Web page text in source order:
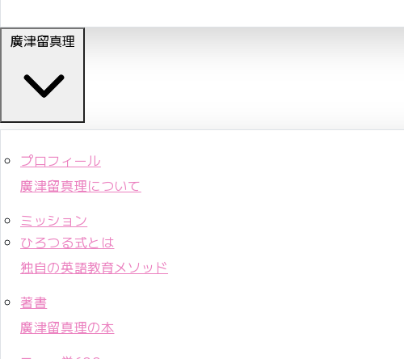
廣津留真理
プロフィール
廣津留真理について
ミッション
ひろつる式とは
独自の英語教育メソッド
著書
廣津留真理の本